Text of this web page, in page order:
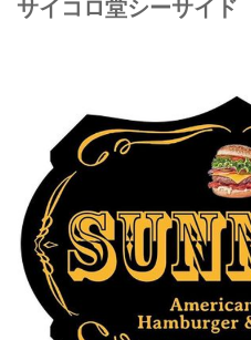
サイコロ堂シーサイド